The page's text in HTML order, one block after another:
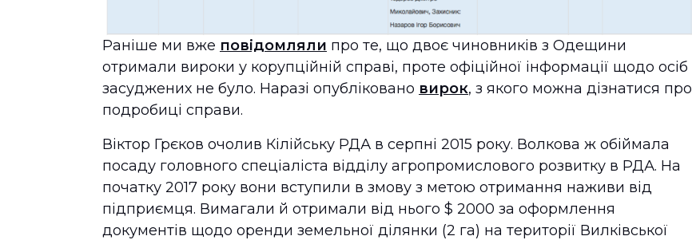
Раніше ми вже повідомляли про те, що двоє чиновників з Одещини
отримали вироки у корупційній справі, проте офіційної інформації щодо осіб
засуджених не було. Наразі опубліковано вирок, з якого можна дізнатися про
подробиці справи.
Віктор Грєков очолив Кілійську РДА в серпні 2015 року. Волкова ж обіймала
посаду головного спеціаліста відділу агропромислового розвитку в РДА. На
початку 2017 року вони вступили в змову з метою отримання наживи від
підприємця. Вимагали й отримали від нього $ 2000 за оформлення
документів щодо оренди земельної ділянки (2 га) на території Вилківської